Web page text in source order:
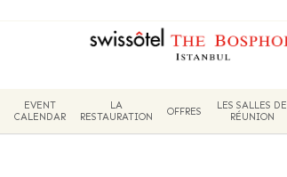
EVENT
CALENDAR
LA
RESTAURATION
OFFRES
LES SALLES DE
RÉUNION